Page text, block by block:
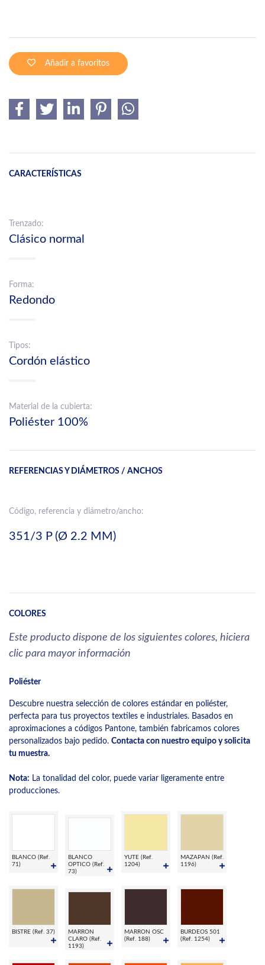
Añadir a favoritos
CARACTERÍSTICAS
Trenzado:
Clásico normal
Forma:
Redondo
Tipos:
Cordón elástico
Material de la cubierta:
Poliéster 100%
REFERENCIAS Y DIÁMETROS / ANCHOS
Código, referencia y diámetro/ancho:
351/3 P (Ø 2.2 MM)
COLORES
Este producto dispone de los siguientes colores, hiciera
clic para mayor información
Poliéster
Descubre nuestra selección de colores estándar en poliéster,
perfecta para tus proyectos textiles e industriales. Basados en
aproximaciones a códigos Pantone, también fabricamos colores
personalizados bajo pedido. Contacta con nuestro equipo y solicita
tu muestra.
Nota: La tonalidad del color, puede variar ligeramente entre
producciones.
BLANCO (Ref.
71)
BLANCO
OPTICO (Ref.
73)
YUTE (Ref.
1204)
MAZAPAN (Ref.
1196)
BISTRE (Ref. 37)
MARRON
CLARO (Ref.
1193)
MARRON OSC
(Ref. 188)
BURDEOS 501
(Ref. 1254)